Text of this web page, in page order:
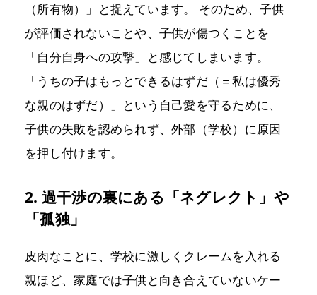
（所有物）」と捉えています。 そのため、子供
が評価されないことや、子供が傷つくことを
「自分自身への攻撃」と感じてしまいます。
「うちの子はもっとできるはずだ（＝私は優秀
な親のはずだ）」という自己愛を守るために、
子供の失敗を認められず、外部（学校）に原因
を押し付けます。
2. 過干渉の裏にある「ネグレクト」や
「孤独」
皮肉なことに、学校に激しくクレームを入れる
親ほど、家庭では子供と向き合えていないケー